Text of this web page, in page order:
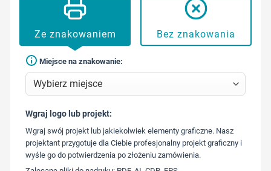
Ze znakowaniem Bez znakowania
Miejsce na znakowanie:
573 568
217
Wgraj logo lub projekt:
Wgraj swój projekt lub jakiekolwiek elementy graficzne. Nasz
projektant przygotuje dla Ciebie profesjonalny projekt graficzny i
wyśle go do potwierdzenia po złożeniu zamówienia.